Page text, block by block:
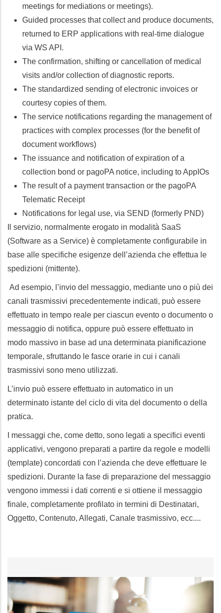
meetings for mediations or meetings).
Guided processes that collect and produce documents,
returned to ERP applications with real-time dialogue
via WS API.
The confirmation, shifting or cancellation of medical
visits and/or collection of diagnostic reports.
The standardized sending of electronic invoices or
courtesy copies of them.
The service notifications regarding the management of
practices with complex processes (for the benefit of
document workflows)
The issuance and notification of expiration of a
collection bond or pagoPA notice, including to AppIOs
The result of a payment transaction or the pagoPA
Telematic Receipt
Notifications for legal use, via SEND (formerly PND)
Il servizio, normalmente erogato in modalità SaaS
(Software as a Service) è completamente configurabile in
base alle specifiche esigenze dell’azienda che effettua le
spedizioni (mittente).
Ad esempio, l’invio del messaggio, mediante uno o più dei
canali trasmissivi precedentemente indicati, può essere
effettuato in tempo reale per ciascun evento o documento o
messaggio di notifica, oppure può essere effettuato in
modo massivo in base ad una determinata pianificazione
temporale, sfruttando le fasce orarie in cui i canali
trasmissivi sono meno utilizzati.
L’invio può essere effettuato in automatico in un
determinato istante del ciclo di vita del documento o della
pratica.
I messaggi che, come detto, sono legati a specifici eventi
applicativi, vengono preparati a partire da regole e modelli
(template) concordati con l’azienda che deve effettuare le
spedizioni. Durante la fase di preparazione del messaggio
vengono immessi i dati correnti e si ottiene il messaggio
finale, completamente profilato in termini di Destinatari,
Oggetto, Contenuto, Allegati, Canale trasmissivo, ecc....